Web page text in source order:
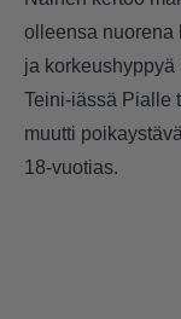
olleensa nuorena
ja korkeushyppyä
Teini-iässä Pialle
muutti
18-vuotias.